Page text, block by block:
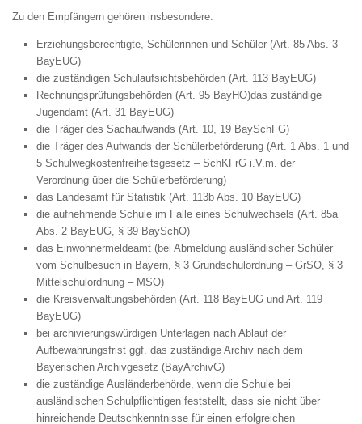
Zu den Empfängern gehören insbesondere:
Erziehungsberechtigte, Schülerinnen und Schüler (Art. 85 Abs. 3
BayEUG)
die zuständigen Schulaufsichtsbehörden (Art. 113 BayEUG)
Rechnungsprüfungsbehörden (Art. 95 BayHO)das zuständige
Jugendamt (Art. 31 BayEUG)
die Träger des Sachaufwands (Art. 10, 19 BaySchFG)
die Träger des Aufwands der Schülerbeförderung (Art. 1 Abs. 1 und
5 Schulwegkostenfreiheitsgesetz – SchKFrG i.V.m. der
Verordnung über die Schülerbeförderung)
das Landesamt für Statistik (Art. 113b Abs. 10 BayEUG)
die aufnehmende Schule im Falle eines Schulwechsels (Art. 85a
Abs. 2 BayEUG, § 39 BaySchO)
das Einwohnermeldeamt (bei Abmeldung ausländischer Schüler
vom Schulbesuch in Bayern, § 3 Grundschulordnung – GrSO, § 3
Mittelschulordnung – MSO)
die Kreisverwaltungsbehörden (Art. 118 BayEUG und Art. 119
BayEUG)
bei archivierungswürdigen Unterlagen nach Ablauf der
Aufbewahrungsfrist ggf. das zuständige Archiv nach dem
Bayerischen Archivgesetz (BayArchivG)
die zuständige Ausländerbehörde, wenn die Schule bei
ausländischen Schulpflichtigen feststellt, dass sie nicht über
hinreichende Deutschkenntnisse für einen erfolgreichen